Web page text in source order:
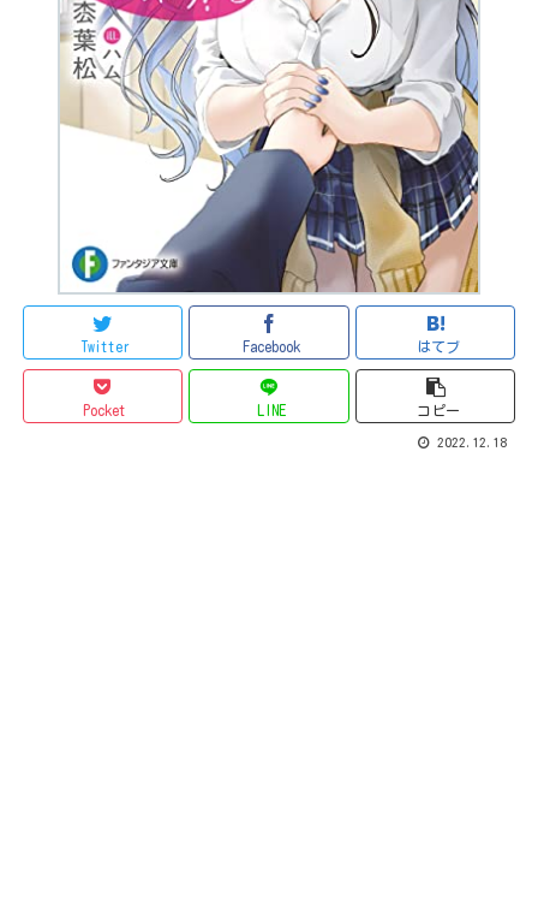
Twitter Facebook はてブ
Pocket LINE コピー
2022.12.18